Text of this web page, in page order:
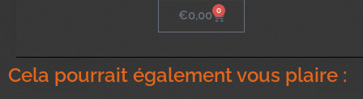
€0,00 0
Cela pourrait également vous plaire :